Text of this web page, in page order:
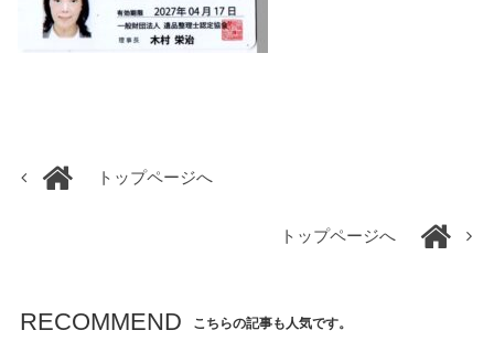
トップページへ
トップページへ
RECOMMEND こちらの記事も人気です。